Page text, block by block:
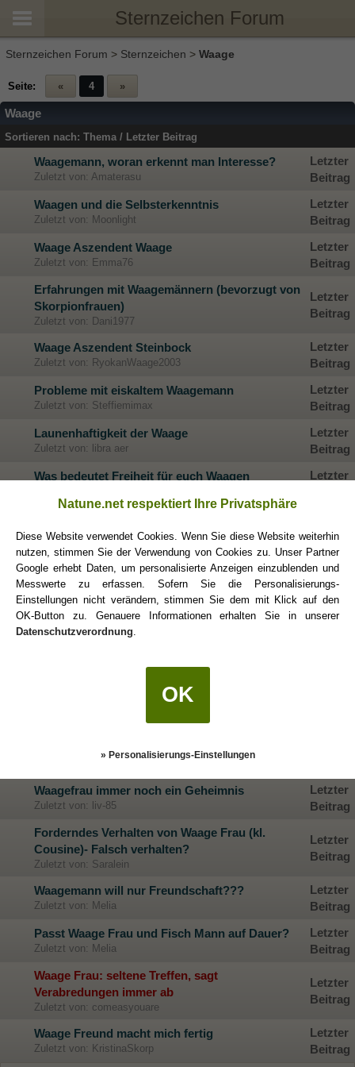
Sternzeichen Forum
Sternzeichen Forum > Sternzeichen > Waage
Seite: « 4 »
Waage
Sortieren nach: Thema / Letzter Beitrag
Waagemann, woran erkennt man Interesse?
Zuletzt von: Amaterasu
Letzter
Beitrag
Waagen und die Selbsterkenntnis
Zuletzt von: Moonlight
Letzter
Beitrag
Waage Aszendent Waage
Zuletzt von: Emma76
Letzter
Beitrag
Erfahrungen mit Waagemännern (bevorzugt von
Skorpionfrauen)
Zuletzt von: Dani1977
Letzter
Beitrag
Waage Aszendent Steinbock
Zuletzt von: RyokanWaage2003
Letzter
Beitrag
Probleme mit eiskaltem Waagemann
Zuletzt von: Steffiemimax
Letzter
Beitrag
Launenhaftigkeit der Waage
Zuletzt von: libra aer
Letzter
Beitrag
Was bedeutet Freiheit für euch Waagen
Letzter
Zuletzt von: Melia
Beitrag
Kennt noch jemand untypische Waagen?
Zuletzt von: buddhatiger
Letzter
Waagemänner zu sensibel?
Zuletzt von: Capricorn21
Letzter
Beitrag
Waagefrau immer noch ein Geheimnis
Zuletzt von: liv-85
Letzter
Beitrag
Forderndes Verhalten von Waage Frau (kl.
Cousine)- Falsch verhalten?
Zuletzt von: Saralein
Letzter
Beitrag
Waagemann will nur Freundschaft???
Zuletzt von: Melia
Letzter
Beitrag
Passt Waage Frau und Fisch Mann auf Dauer?
Zuletzt von: Melia
Letzter
Beitrag
Waage Frau: seltene Treffen, sagt
Verabredungen immer ab
Zuletzt von: comeasyouare
Letzter
Beitrag
Waage Freund macht mich fertig
Zuletzt von: KristinaSkorp
Letzter
Beitrag
Natune.net respektiert Ihre Privatsphäre
Diese Website verwendet Cookies. Wenn Sie diese Website weiterhin
nutzen, stimmen Sie der Verwendung von Cookies zu. Unser Partner
Google erhebt Daten, um personalisierte Anzeigen einzublenden und
Messwerte zu erfassen. Sofern Sie die Personalisierungs-
Einstellungen nicht verändern, stimmen Sie dem mit Klick auf den
OK-Button zu. Genauere Informationen erhalten Sie in unserer
Datenschutzverordnung.
OK
» Personalisierungs-Einstellungen